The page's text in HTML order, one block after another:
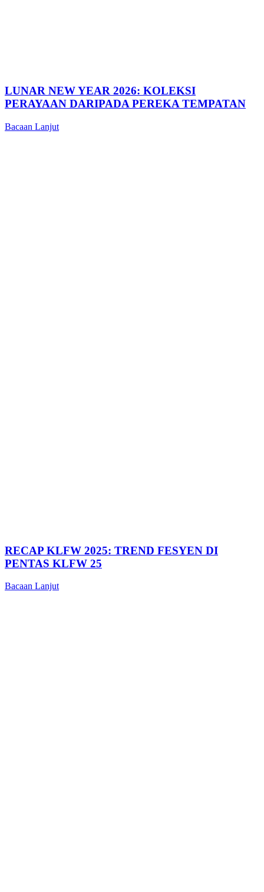
LUNAR NEW YEAR 2026: KOLEKSI
PERAYAAN DARIPADA PEREKA TEMPATAN
Bacaan Lanjut
RECAP KLFW 2025: TREND FESYEN DI
PENTAS KLFW 25
Bacaan Lanjut